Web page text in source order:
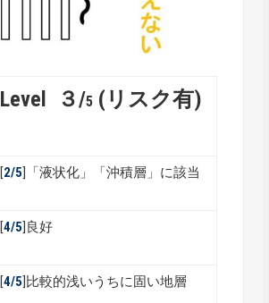
Level ３/5 (リスク有)
[2/5]「液状化」「沖積層」に該当
[4/5]良好
[4/5]比較的浅いうちに固い地層